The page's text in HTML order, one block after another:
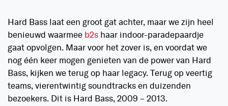
Hard Bass laat een groot gat achter, maar we zijn heel
benieuwd waarmee b2s haar indoor-paradepaardje
gaat opvolgen. Maar voor het zover is, en voordat we
nog één keer mogen genieten van de power van Hard
Bass, kijken we terug op haar legacy. Terug op veertig
teams, vierentwintig soundtracks en duizenden
bezoekers. Dit is Hard Bass, 2009 – 2013.